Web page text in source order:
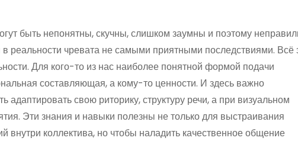
быть непонятны, скучны, слишком заумны и поэтому
реальности чревата не самыми приятными последствиями. Всё
Для кого-то из нас наиболее понятной формой подачи
составляющая, а кому-то ценности. И здесь важно
адаптировать свою риторику, структуру речи, а при визуальном
Эти знания и навыки полезны не только для выстраивания
коллектива, но чтобы наладить качественное общение